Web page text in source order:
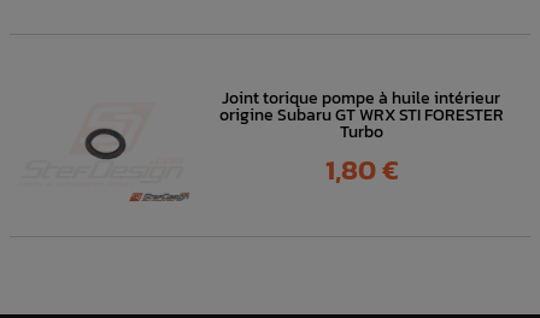
Joint torique pompe à huile intérieur
origine Subaru GT WRX STI FORESTER
Turbo
Prix
1,80 €